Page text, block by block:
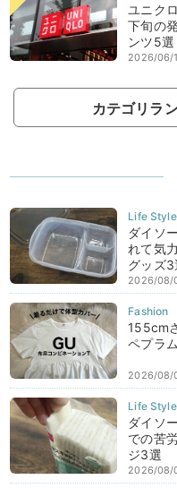
ユニク
下旬の
ンツ5選
2026/06/
カテゴリラ
ダイソ
れて気
グッズ3
2026/08/
155cm
ペプラ
2026/08/
ダイソ
での苦
ジ3選
2026/08/